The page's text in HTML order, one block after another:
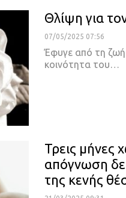
Θλίψη για
07/05/2025 07:56
Έφυγε από τη ζωή
κοινότητα του…
Τρεις μήνες
απόγνωση
της κενής